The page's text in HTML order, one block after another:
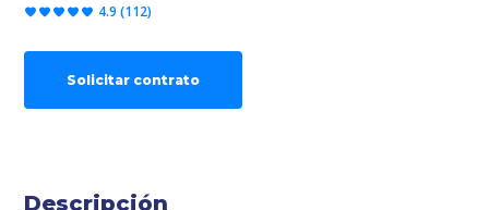
4.9 (112)
Solicitar contrato
Descripción